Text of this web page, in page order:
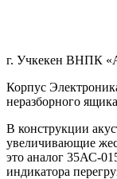
г. Учкекен ВНПК
Корпус
неразборного
В конструкции
увеличивающие
это аналог 35АС-
индикатора